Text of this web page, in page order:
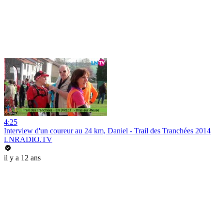
4:25
Interview d'un coureur au 24 km, Daniel - Trail des Tranchées 2014
LNRADIO.TV
il y a 12 ans